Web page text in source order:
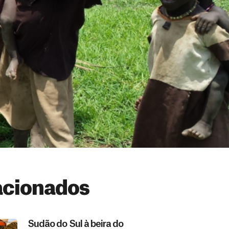
Sudão do Sul à beira do